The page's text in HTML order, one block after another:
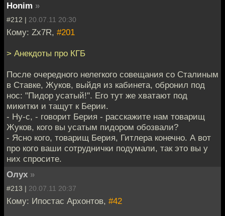
Honim »
#212 | 20.07.11 20:30
Кому: Zx7R, #201
> Анекдоты про КГБ
После очередного нелегкого совещания со Сталиным
в Ставке, Жуков, выйдя из кабинета, обронил под
нос: "Пидор усатый!". Его тут же хватают под
микитки и тащут к Берии.
- Ну-с, - говорит Берия - расскажите нам товарищ
Жуков, кого вы усатым пидором обозвали?
- Ясно кого, товарищ Берия, Гитлера конечно. А вот
про кого ваши сотруднички подумали, так это вы у
них спросите.
Олух »
#213 | 20.07.11 20:37
Кому: Ипостас Архонтов, #42